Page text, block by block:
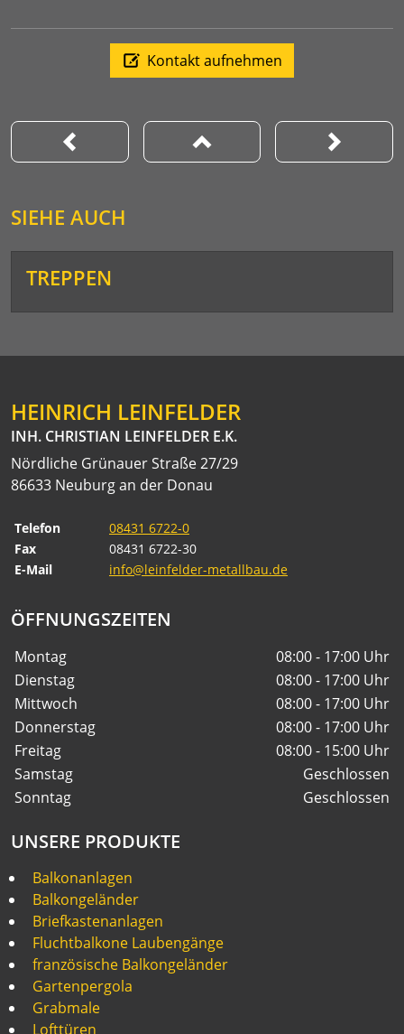
Kontakt aufnehmen
SIEHE AUCH
TREPPEN
HEINRICH LEINFELDER
INH. CHRISTIAN LEINFELDER E.K.
Nördliche Grünauer Straße 27/29
86633 Neuburg an der Donau
Telefon
08431 6722-0
Fax
08431 6722-30
E-Mail
info@leinfelder-metallbau.de
ÖFFNUNGSZEITEN
Montag
08:00 - 17:00 Uhr
Dienstag
08:00 - 17:00 Uhr
Mittwoch
08:00 - 17:00 Uhr
Donnerstag
08:00 - 17:00 Uhr
Freitag
08:00 - 15:00 Uhr
Samstag
Geschlossen
Sonntag
Geschlossen
UNSERE PRODUKTE
Balkonanlagen
Balkongeländer
Briefkastenanlagen
Fluchtbalkone Laubengänge
französische Balkongeländer
Gartenpergola
Grabmale
Lofttüren